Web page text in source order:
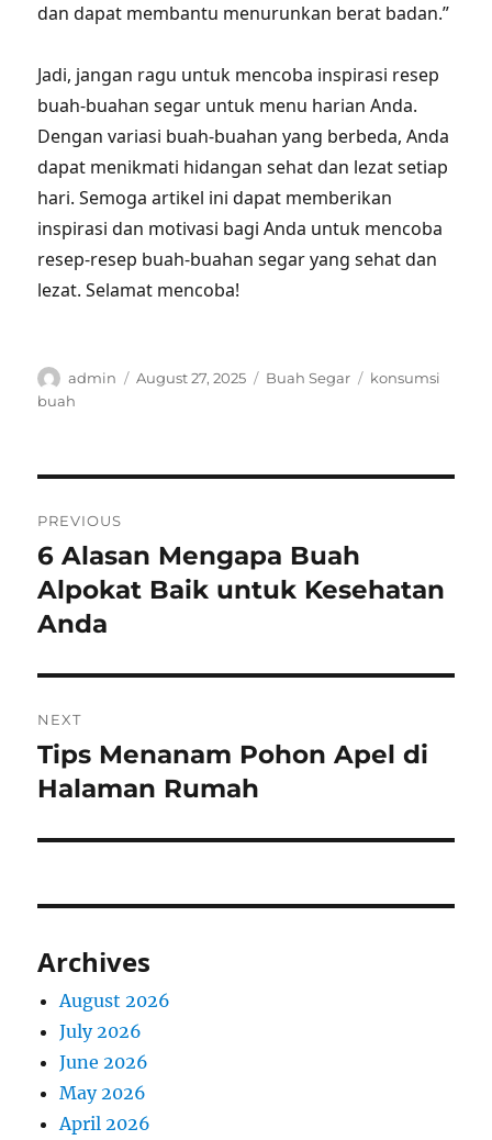
dan dapat membantu menurunkan berat badan.”
Jadi, jangan ragu untuk mencoba inspirasi resep
buah-buahan segar untuk menu harian Anda.
Dengan variasi buah-buahan yang berbeda, Anda
dapat menikmati hidangan sehat dan lezat setiap
hari. Semoga artikel ini dapat memberikan
inspirasi dan motivasi bagi Anda untuk mencoba
resep-resep buah-buahan segar yang sehat dan
lezat. Selamat mencoba!
Author
admin
Posted
August 27, 2025 Categories
Buah Segar Tags
konsumsi
buah
navigation
PREVIOUS
Previous
post:
6 Alasan Mengapa Buah
Alpokat Baik untuk Kesehatan
Anda
NEXT
Next
post:
Tips Menanam Pohon Apel di
Halaman Rumah
Archives
August 2026
July 2026
June 2026
May 2026
April 2026